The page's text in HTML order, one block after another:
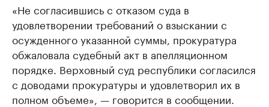
«Не согласившись с отказом суда в
удовлетворении требований о взыскании с
осужденного указанной суммы, прокуратура
обжаловала судебный акт в апелляционном
порядке. Верховный суд республики согласился
с доводами прокуратуры и удовлетворил их в
полном объеме», — говорится в сообщении.